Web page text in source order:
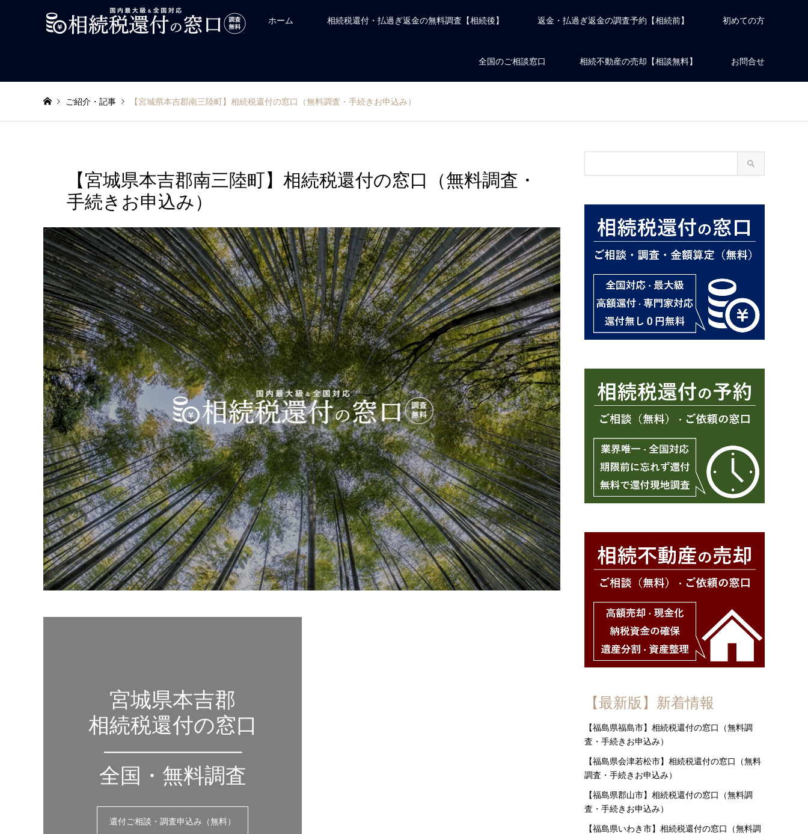
ホーム 相続税還付・払過ぎ返金の無料調査【相続後】 返金・払過ぎ返金の調査予約【相続前】 初めての方
全国のご相談窓口 相続不動産の売却【相談無料】 お問合せ
ご紹介・記事 【宮城県本吉郡南三陸町】相続税還付の窓口（無料調査・手続きお申込み）
【宮城県本吉郡南三陸町】相続税還付の窓口（無料調査・
手続きお申込み）
宮城県本吉郡
相続税還付の窓口
——————–
全国・無料調査
還付ご相談・調査申込み（無料）
【最新版】新着情報
【福島県福島市】相続税還付の窓口（無料調
査・手続きお申込み）
【福島県会津若松市】相続税還付の窓口（無料
調査・手続きお申込み）
【福島県郡山市】相続税還付の窓口（無料調
査・手続きお申込み）
【福島県いわき市】相続税還付の窓口（無料調